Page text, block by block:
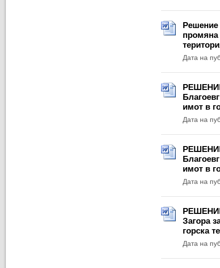
Решение
промяна
Дата на
имот в
Дата на
имот в
Дата на
РЕШЕНИЕ
Загора
горска
Дата на